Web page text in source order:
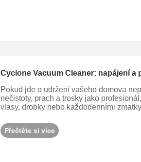
Cyclone Vacuum Cleaner: napájení a
Pokud jde o udržení vašeho domova
nečistoty, prach a trosky jako
vlasy, drobky nebo každodenními
Přečtěte si více